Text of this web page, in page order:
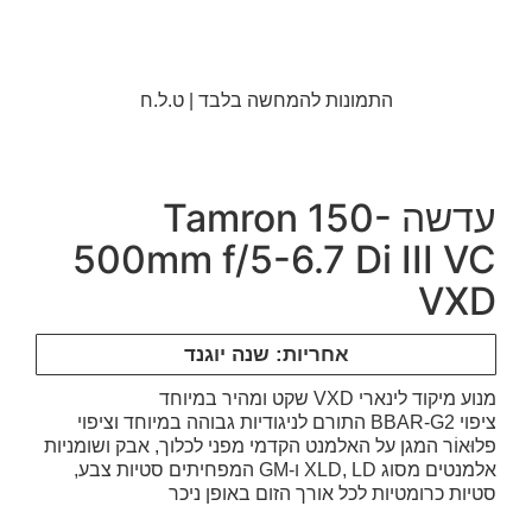
התמונות להמחשה בלבד | ט.ל.ח
עדשה Tamron 150-
500mm f/5-6.7 Di III VC
VXD
אחריות: שנה יוגנד
מנוע מיקוד לינארי VXD שקט ומהיר במיוחד
ציפוי BBAR-G2 התורם לניגודיות גבוהה במיוחד וציפוי
פלוּאוֹר המגן על האלמנט הקדמי מפני לכלוך, אבק ושומניות
אלמנטים מסוג XLD, LD ו-GM המפחיתים סטיות צבע,
סטיות כרומטיות לכל אורך הזום באופן ניכר